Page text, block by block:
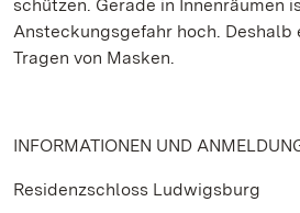
schützen. Gerade in Innenräumen
Ansteckungsgefahr hoch. Deshalb
Tragen von Masken.
INFORMATIONEN UND
Residenzschloss Ludwigsburg